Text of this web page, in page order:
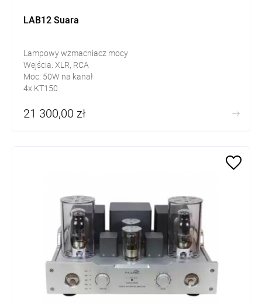
LAB12 Suara
Lampowy wzmacniacz mocy
Wejścia: XLR, RCA
Moc: 50W na kanał
4x KT150
21 300,00 zł